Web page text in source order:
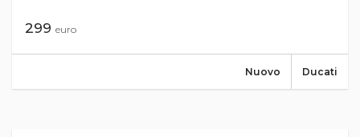
299 euro
Ducati
Nuovo